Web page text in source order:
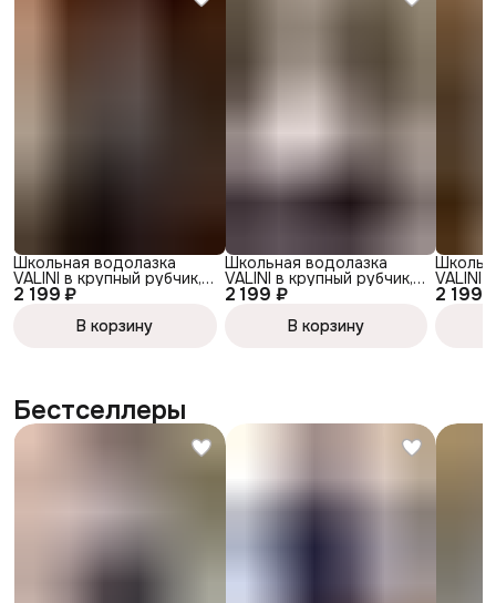
2 199 ₽
Школьная водолазка
VALINI в крупный рубчик,
серая
В корзину
2 199 ₽
Школьная водолазка
VALINI в крупный рубчик,
молочная
В корзину
2 199
VALINI
голубая
Бестселлеры